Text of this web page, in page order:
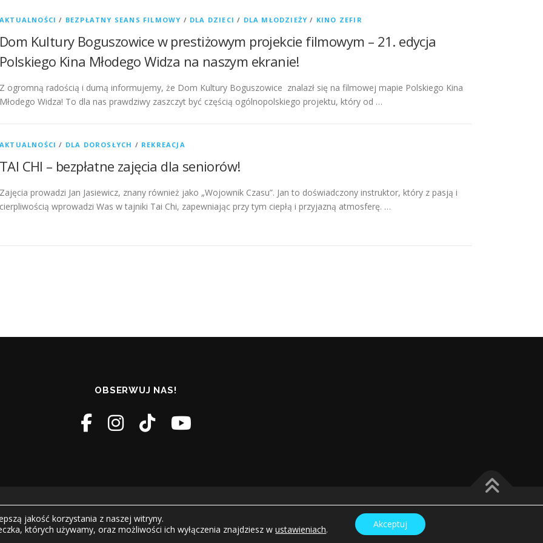
AKTUALNOŚCI / BEZPŁATNY SEANS FILMOWY / DLA DZIECI / DLA MŁODZIEŻY / KINO ZEFIR
Dom Kultury Boguszowice w prestiżowym projekcie filmowym – 21. edycja
Polskiego Kina Młodego Widza na naszym ekranie!
Z ogromną radością i dumą informujemy, że Dom Kultury Boguszowice znalazł się na filmowej mapie Polskiego Kina
Młodego Widza! To dla nas prawdziwy zaszczyt być częścią ogólnopolskiego projektu, który od …
AKTUALNOŚCI / DLA DOROSŁYCH / REKREACJA
TAI CHI – bezpłatne zajęcia dla seniorów!
Zajęcia prowadzi Jan Jasiewicz, znany również jako „Wojownik Czasu”. Jan to doświadczony instruktor, który z pasją i
cierpliwością wprowadzi Was w tajniki Tai Chi, zapewniając przy tym ciepłą i przyjazną atmosferę. …
OBSERWUJ NAS!
© 2026 Dom Kultury Boguszowice
jakość korzystania z naszej witryny.
których używamy, oraz możliwości ich wyłączenia znajdziesz wustawieniach. Akceptuj